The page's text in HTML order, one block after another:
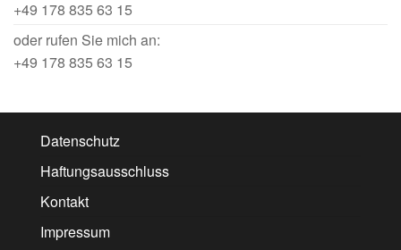
+49 178 835 63 15
oder rufen Sie mich an:
+49 178 835 63 15
Datenschutz
Haftungsausschluss
Kontakt
Impressum